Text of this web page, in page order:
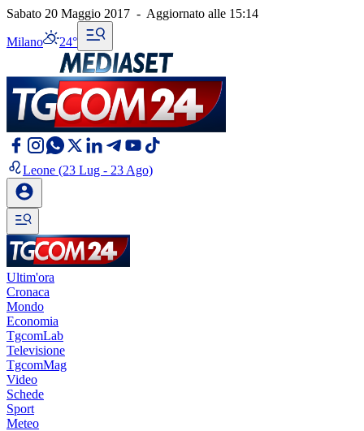
Sabato 20 Maggio 2017 - Aggiornato alle 15:14
Milano 24°
Leone (23 Lug - 23 Ago)
Ultim'ora
Cronaca
Mondo
Economia
TgcomLab
Televisione
TgcomMag
Video
Schede
Sport
Meteo